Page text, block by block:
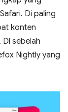
Di paling
konten
sebelah
Nightly yang